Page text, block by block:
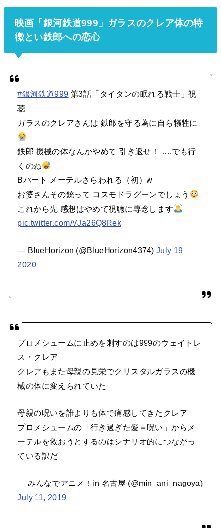
映画「銀河鉄道999」ガラスのクレア体の特
徴とい鉄郎への恋心
#銀河鉄道999 第3話「タイタンの眠れる戦士」視
聴
ガラスのクレアさんは 鉄郎を守る為に自ら犠牲に
鉄郎 機械の体なんかやめて 引き返せ！ ….でも行
くのね
Bパート メーテルさらわれる（初）w
お婆さんその銃って コスモドラグーンでしょう
これから先 感想はやめて視聴に専念します
pic.twitter.com/VJa26Q8Rek
— BlueHorizon (@BlueHorizon4374) July 19,
2020
プロメシュームに止めを刺すのは999のウェイトレ
ス・クレア
クレアもまた母親の見栄でクリスタルガラスの機
械の体に変えられていた
母親の呪いを誰よりも体で痛感してきたクレア
プロメシュームの「行き過ぎた愛＝呪い」からメ
ーテルを救おうとするのはシナリオ的につながっ
ている訳だ
— みんなでアニメ！in 名古屋 (@min_ani_nagoya)
July 11, 2019